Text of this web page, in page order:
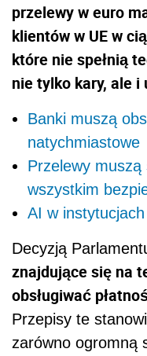
przelewy w euro
klientów w UE w
które nie spełnią
nie tylko kary, ale
Banki muszą
natychmiastowe
Przelewy
wszystkim
AI w
Decyzją
znajdujące się na
obsługiwać
Przepisy te
zarówno ogromną